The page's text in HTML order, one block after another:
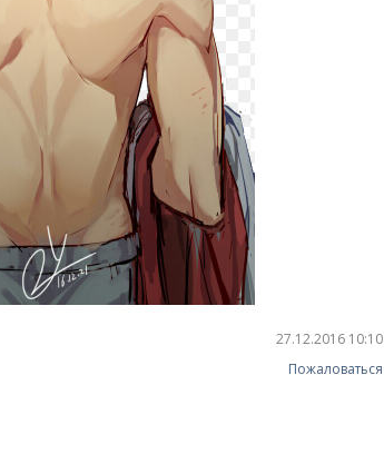
27.12.2016 10:10
Пожаловаться